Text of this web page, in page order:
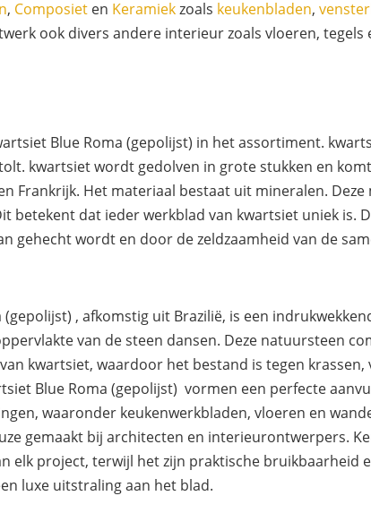
, Composiet en Keramiekzoals keukenbladen,
ook divers andere interieur zoals vloeren, tegels
Blue Roma (gepolijst) in het assortiment.
kwartsiet wordt gedolven in grote stukken en
Frankrijk. Het materiaal bestaat uit mineralen.
betekent dat ieder werkblad van kwartsiet uniek is.
gehecht wordt en door de zeldzaamheid van de
, afkomstig uit Brazilië, is een
van de steen dansen. Deze natuursteen
kwartsiet, waardoor het bestand is tegen krassen,
Blue Roma (gepolijst) vormen een perfecte
waaronder keukenwerkbladen, vloeren en
gemaakt bij architecten en interieurontwerpers.
elk project, terwijl het zijn praktische bruikbaarheid
luxe uitstraling aan het blad.